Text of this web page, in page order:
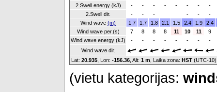
2.Swell energy (kJ)
- - - - - - -
-
2.Swell dir.
- - - - -
-
Wind wave (m) 1.7 1.7 1.8 2.1 1.5 2.4 1.9
2.4
Wind wave per.(s)
7 8 8 8 11 10 11
9
Wind wave energy (kJ)
- - - - - - -
-
Wind wave dir.
Lat: 20.935 , Lon: -156.36 Alt: 1 m , Laika zona: HST (UTC-
(vietu kategorijas: